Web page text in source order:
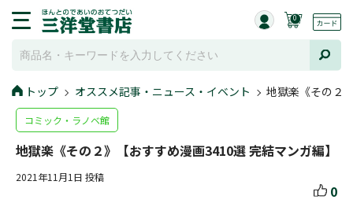
0
トップ オススメ記事・ニュース・イベント 地獄楽《その２
コミック・ラノベ館
地獄楽《その２》【おすすめ漫画3410選 完結マンガ編】
2021年11月1日 投稿
0